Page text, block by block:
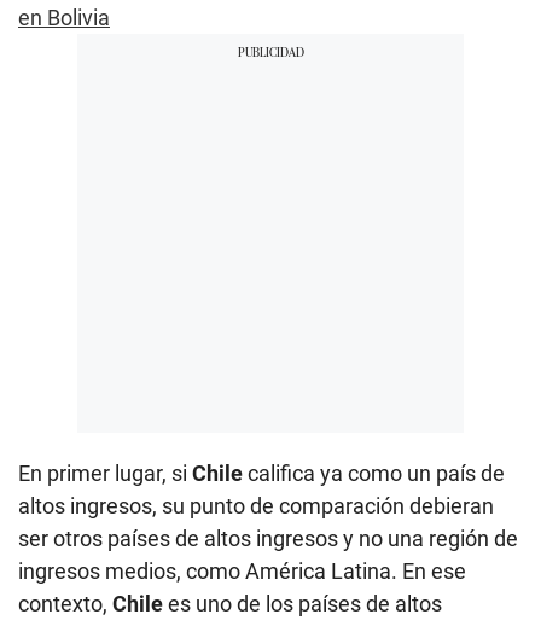
en Bolivia
En primer lugar, si Chilecalifica ya como un país de
altos ingresos, su punto de comparación debieran
ser otros países de altos ingresos y no una región de
ingresos medios, como América Latina. En ese
contexto, Chilees uno de los países de altos